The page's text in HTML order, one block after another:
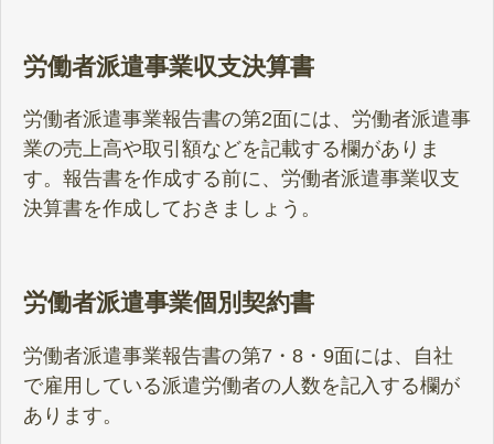
労働者派遣事業収支決算書
労働者派遣事業報告書の第2面には、労働者派遣事
業の売上高や取引額などを記載する欄がありま
す。報告書を作成する前に、労働者派遣事業収支
決算書を作成しておきましょう。
労働者派遣事業個別契約書
労働者派遣事業報告書の第7・8・9面には、自社
で雇用している派遣労働者の人数を記入する欄が
あります。